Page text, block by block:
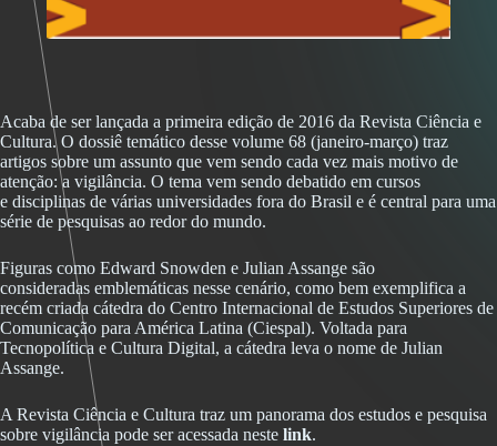
Acaba de ser lançada a primeira edição de 2016 da Revista Ciência e
Cultura. O dossiê temático desse volume 68 (janeiro-março) traz
artigos sobre um assunto que vem sendo cada vez mais motivo de
atenção: a vigilância. O tema vem sendo debatido em cursos
e disciplinas de várias universidades fora do Brasil e é central para uma
série de pesquisas ao redor do mundo.
Figuras como Edward Snowden e Julian Assange são
consideradas emblemáticas nesse cenário, como bem exemplifica a
recém criada cátedra do Centro Internacional de Estudos Superiores de
Comunicação para América Latina (Ciespal). Voltada para
Tecnopolítica e Cultura Digital, a cátedra leva o nome de Julian
Assange.
A Revista Ciência e Cultura traz um panorama dos estudos e pesquisa
sobre vigilância pode ser acessada neste link.